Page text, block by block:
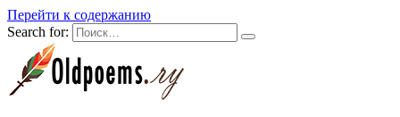
Перейти к содержанию
Search for: